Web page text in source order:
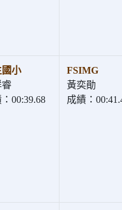
小
睿
00:39.68
FSIMG
黃奕勛
成績：